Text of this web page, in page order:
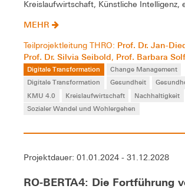
Kreislaufwirtschaft, Künstliche Intelligenz,
MEHR
Teilprojektleitung THRO: Prof. Dr. Jan-
Prof. Dr. Silvia Seibold, Prof. Barbara
Digitale Transformation
Change Management
Digitale Transformation
Gesundheit
KMU 4.0
Kreislaufwirtschaft
Nachhaltigkeit
Sozialer Wandel und Wohlergehen
Projektdauer: 01.01.2024 - 31.12.2028
RO-BERTA4: Die Fortführung